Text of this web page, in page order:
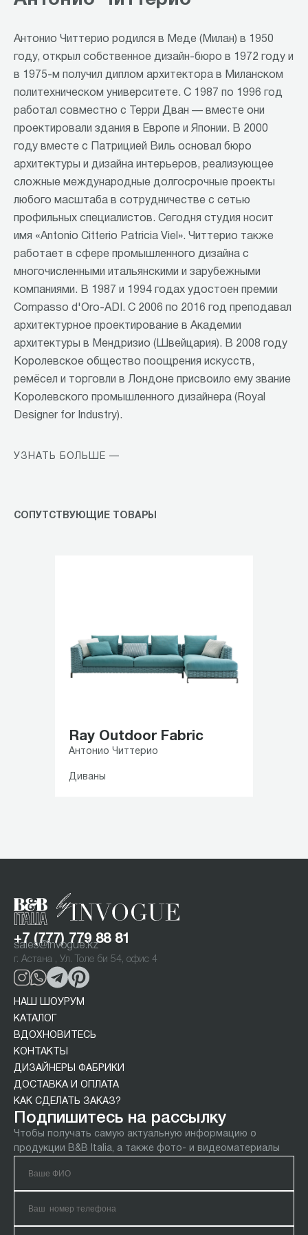
Антонио Читтерио родился в Меде (Милан) в 1950
году, открыл собственное дизайн-бюро в 1972 году и
в 1975-м получил диплом архитектора в Миланском
политехническом университете. С 1987 по 1996 год
работал совместно с Терри Дван — вместе они
проектировали здания в Европе и Японии. В 2000
году вместе с Патрицией Виль основал бюро
архитектуры и дизайна интерьеров, реализующее
сложные международные долгосрочные проекты
любого масштаба в сотрудничестве с сетью
профильных специалистов. Сегодня студия носит
имя «Antonio Citterio Patricia Viel». Читтерио также
работает в сфере промышленного дизайна с
многочисленными итальянскими и зарубежными
компаниями. В 1987 и 1994 годах удостоен премии
Compasso d'Oro-ADI. С 2006 по 2016 год преподавал
архитектурное проектирование в Академии
архитектуры в Мендризио (Швейцария). В 2008 году
Королевское общество поощрения искусств,
ремёсел и торговли в Лондоне присвоило ему звание
Королевского промышленного дизайнера (Royal
Designer for Industry).
УЗНАТЬ БОЛЬШЕ —
СОПУТСТВУЮЩИЕ ТОВАРЫ
Ray Outdoor Fabric
Антонио Читтерио
Диваны
+7 (777) 779 88 81
sales@invogue.kz
г. Астана , Ул. Толе би 54, офис 4
НАШ ШОУРУМ
КАТАЛОГ
ВДОХНОВИТЕСЬ
КОНТАКТЫ
ДИЗАЙНЕРЫ ФАБРИКИ
ДОСТАВКА И ОПЛАТА
КАК СДЕЛАТЬ ЗАКАЗ?
Подпишитесь на рассылку
Чтобы получать самую актуальную информацию о
продукции B&B Italia, а также фото- и видеоматериалы